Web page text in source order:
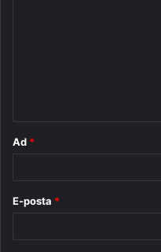
Ad *
E-posta *